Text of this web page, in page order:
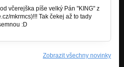
včerejška píše velký Pán "KING" z
mkrmcs)!!! Tak čekej až to tady
:D
Zobrazit všechny novinky